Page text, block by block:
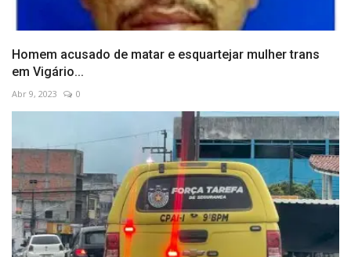
Homem acusado de matar e esquartejar mulher trans
em Vigário...
Abr 9, 2023 0